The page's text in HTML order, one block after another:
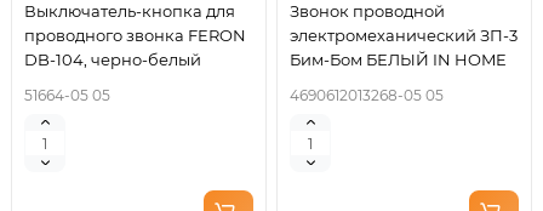
Выключатель-кнопка для
проводного звонка FERON
DB-104, черно-белый
51664-05 05
Звонок проводной
электромеханический ЗП-3
Бим-Бом БЕЛЫЙ IN HOME
4690612013268-05 05